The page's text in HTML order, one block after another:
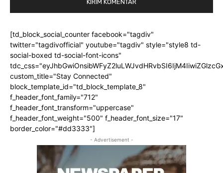
[td_block_social_counter facebook="tagdiv"
twitter="tagdivofficial" youtube="tagdiv" style="style8 td-
social-boxed td-social-font-icons"
custom_title="Stay Connected"
block_template_id="td_block_template_8"
f_header_font_family="712"
f_header_font_transform="uppercase"
f_header_font_weight="500" f_header_font_size="17"
border_color="#dd3333"]
- Advertisement -